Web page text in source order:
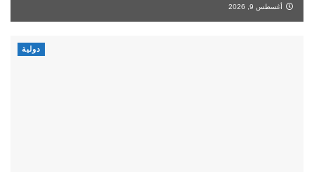
أغسطس 9, 2026
دولية